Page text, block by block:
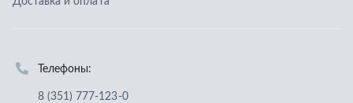
Отправить заявку